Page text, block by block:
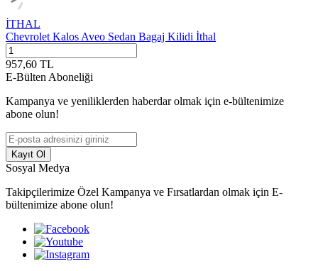
İTHAL
Chevrolet Kalos Aveo Sedan Bagaj Kilidi İthal
957,60 TL
E-Bülten Aboneliği
Kampanya ve yeniliklerden haberdar olmak için e-bültenimize
abone olun!
Kayıt Ol
Sosyal Medya
Takipçilerimize Özel Kampanya ve Fırsatlardan olmak için E-
bültenimize abone olun!